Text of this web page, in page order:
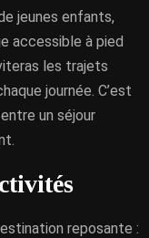
jeunes enfants,
accessible à pied
les trajets
journée. C’est
un séjour
reposante :